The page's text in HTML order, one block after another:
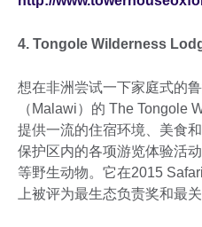
4. Tongole Wilderness
想在非洲尝试一下家庭式的
（Malawi）的 The Tongole
提供一流的住宿环境、美食
保护区内的各项游览体验活
等野生动物。它在2015
上被评为最生态负责奖和最